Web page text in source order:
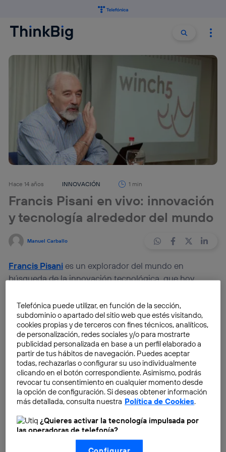
Buscar
Hace 14 años INNOVACIÓN 1 min
Francis Pisani en vivo: innovación
y tecnología alrededor del mundo
Manuel Carballo
Francis Pisanies un explorador del mundo en
búsqueda de la innovación tecnológica, que hoy
disfrutar de su ponencia «Balance de mi vuelta al
mundo de la innovación: lo que podemos aprender
que se va a realizar desde elEspacio Fundación
Telefónicaen Madrid.
Pisani hablará de las innovaciones y los cambios que
experimenta nuestra vida por obra de la tecnología. Y,
especialmente, del aprendizaje desarrollado en su
vuelta al mundo, durante 10 meses y en treinta etapas,
que comenzó en México y terminará en California. Si
te interesa el mundo de la innovación aplicada y de la
tecnología, no te lo deberías perder.
Telefónica puede utilizar, en función de la sección,
subdominio o apartado del sitio web que estés visitando,
cookies propias y de terceros con fines técnicos, analíticos,
de personalización, redes sociales y/o para mostrarte
publicidad personalizada en base a un perfil elaborado a
partir de tus hábitos de navegación. Puedes aceptar
todas, rechazarlas o configurar su uso individualmente
clicando en el botón correspondiente. Asimismo, podrás
revocar tu consentimiento en cualquier momento desde
la opción de configuración. Si deseas obtener información
más detallada, consulta nuestra Política de Cookies.
¿Quieres activar la tecnología impulsada por
las operadoras de telefonía?
Nosotros, Telefónica S.A., utilizamos la tecnología Utiq para